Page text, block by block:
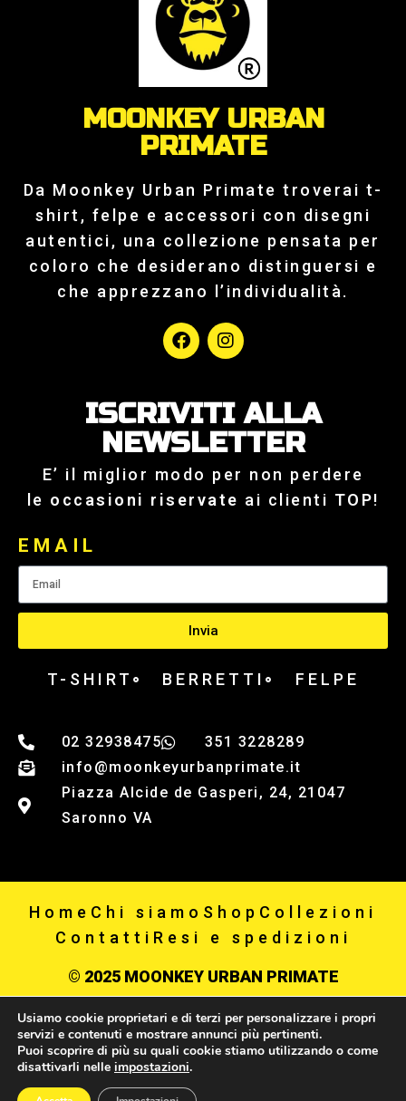
MOONKEY URBAN
PRIMATE
Da Moonkey Urban Primate troverai t-
shirt, felpe e accessori con disegni
autentici, una collezione pensata per
coloro che desiderano distinguersi e
che apprezzano l’individualità.
ISCRIVITI ALLA
NEWSLETTER
E’ il miglior modo per non perdere
le occasioni riservate ai clienti TOP!
EMAIL
Invia
T-SHIRT BERRETTI FELPE
02 32938475
351 3228289
info@moonkeyurbanprimate.it
Piazza Alcide de Gasperi, 24, 21047
Saronno VA
Home Chi siamo Shop Collezioni
Contatti Resi e spedizioni
© 2025 MOONKEY URBAN PRIMATE
Privacy policy
P IVA 03867650123
Usiamo cookie proprietari e di terzi per personalizzare i propri
servizi e contenuti e mostrare annunci più pertinenti.
Puoi scoprire di più su quali cookie stiamo utilizzando o come
disattivarli nelle impostazioni.